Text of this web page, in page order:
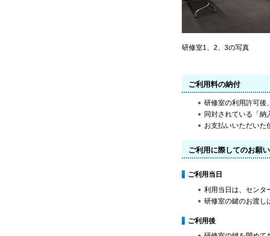
研修室1、2、3の写真
ご利用料の納付
研修室の利用許可後
同封されている「納
お支払いいただいた
ご利用に際してのお願い
ご利用当日
利用当日は、センタ
研修室の鍵のお渡し
ご利用後